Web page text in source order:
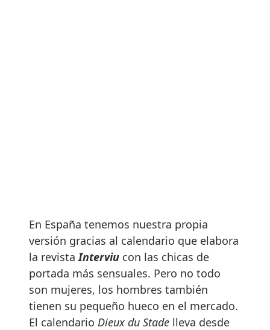
En España tenemos nuestra propia
versión gracias al calendario que elabora
la revistaInterviu con las chicas de
portada más sensuales. Pero no todo
son mujeres, los hombres también
tienen su pequeño hueco en el mercado.
El calendario Dieux du Stade lleva desde